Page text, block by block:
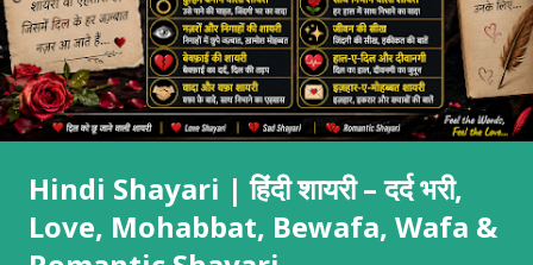
Hindi Shayari | हिंदी शायरी – दर्द भरी,
Love, Mohabbat, Bewafa, Wafa &